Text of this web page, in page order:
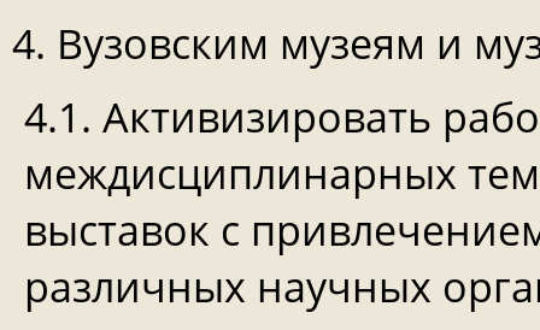
4. Вузовским музеям и
4.1. Активизировать
междисциплинарных
выставок с
различных научных